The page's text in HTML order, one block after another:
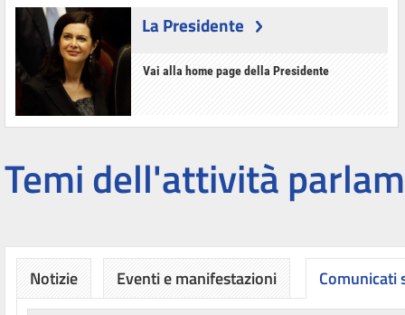
La Presidente
Vai alla home page della Presidente
Temi dell'attività
Notizie Eventi e manifestazioni Comunicati